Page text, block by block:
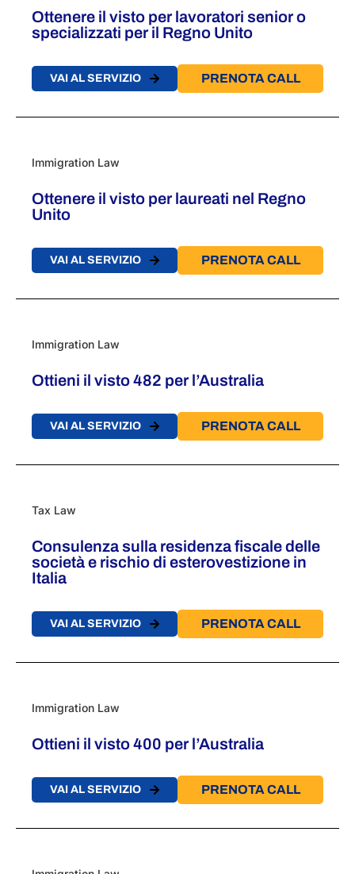
Ottenere il visto per lavoratori senior o
specializzati per il Regno Unito
VAI AL SERVIZIO PRENOTA CALL
Immigration Law
Ottenere il visto per laureati nel Regno
Unito
VAI AL SERVIZIO PRENOTA CALL
Immigration Law
Ottieni il visto 482 per l’Australia
VAI AL SERVIZIO PRENOTA CALL
Tax Law
Consulenza sulla residenza fiscale delle
società e rischio di esterovestizione in
Italia
VAI AL SERVIZIO PRENOTA CALL
Immigration Law
Ottieni il visto 400 per l’Australia
VAI AL SERVIZIO PRENOTA CALL